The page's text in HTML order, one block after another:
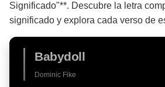
Significado"**. Descubre la letra
significado y explora cada verso de
Babydoll
Dominic Fike